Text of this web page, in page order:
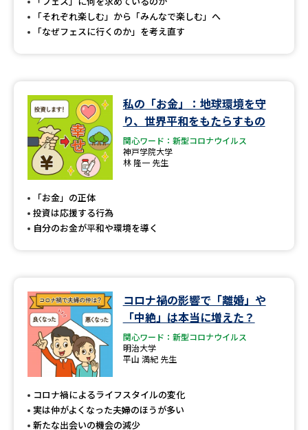
「それぞれ楽しむ」から「みんなで楽しむ」へ
「なぜフェスに行くのか」を考え直す
私の「お金」：地球環境を守
り、世界平和をもたらすもの
関心ワード：新型コロナウイルス
神戸学院大学
林 隆一 先生
「お金」の正体
投資は応援する行為
自分のお金が平和や環境を導く
コロナ禍の影響で「離婚」や
「中絶」は本当に増えた？
関心ワード：新型コロナウイルス
明治大学
平山 満紀 先生
コロナ禍によるライフスタイルの変化
実は仲がよくなった夫婦のほうが多い
新たな出会いの機会の減少